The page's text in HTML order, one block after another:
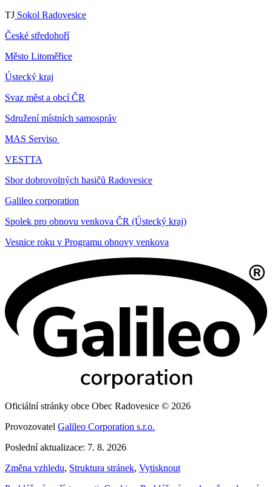
TJ Sokol Radovesice
České středohoří
Město Litoměřice
Ústecký kraj
Svaz měst a obcí ČR
Sdružení místních samospráv
MAS Serviso
VESTTA
Sbor dobrovolných hasičů Radovesice
Galileo corporation
Spolek pro obnovu venkova ČR (Ústecký kraj)
Vesnice roku v Programu obnovy venkova
Oficiální stránky obce Obec Radovesice © 2026
Provozovatel Galileo Corporation s.r.o.
Poslední aktualizace: 7. 8. 2026
Změna vzhledu, Struktura stránek, Vytisknout